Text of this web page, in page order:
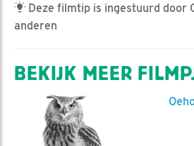
Deze filmtip is ingestuurd door
anderen
BEKIJK MEER